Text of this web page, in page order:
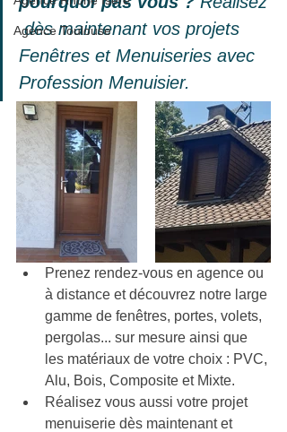
Agence Toulouse
dès maintenant vos projets
Fenêtres et Menuiseries avec
Profession Menuisier.
Prenez rendez-vous en agence ou
à distance et découvrez notre large
gamme de fenêtres, portes, volets,
pergolas... sur mesure ainsi que
les matériaux de votre choix : PVC,
Alu, Bois, Composite et Mixte.
Réalisez vous aussi votre projet
menuiserie dès maintenant et